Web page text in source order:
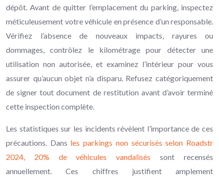
dépôt. Avant de quitter l’emplacement du parking, inspectez
méticuleusement votre véhicule en présence d’un responsable.
Vérifiez l’absence de nouveaux impacts, rayures ou
dommages, contrôlez le kilométrage pour détecter une
utilisation non autorisée, et examinez l’intérieur pour vous
assurer qu’aucun objet n’a disparu. Refusez catégoriquement
de signer tout document de restitution avant d’avoir terminé
cette inspection complète.
Les statistiques sur les incidents révèlent l’importance de ces
précautions. Dans les parkings non sécurisés selon Roadstr
2024, 20% de véhicules vandalisés sont recensés
annuellement. Ces chiffres justifient amplement